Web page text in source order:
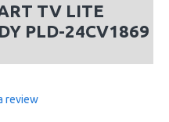
TV LITE
PLD-24CV1869
review